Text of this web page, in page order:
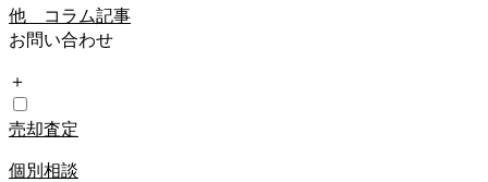
他 コラム記事
お問い合わせ
＋
売却査定
個別相談